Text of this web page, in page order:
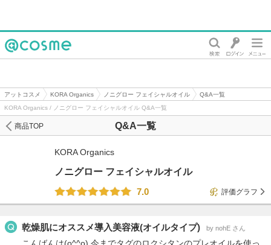
アットコスメ KORA Organics ノニグロー フェイシャルオイル
Q&A一覧
KORA Organics / ノニグロー フェイシャルオイル Q&A一覧
Q&A一覧
商品TOP
KORA Organics
ノニグロー フェイシャルオイル
7.0
評価グラフ
乾燥肌にオススメ導入美容液(オイルタイプ) by nohE さん
こんばんは(o^^o) 今までタグのロクシタンのプレオイルを使っ